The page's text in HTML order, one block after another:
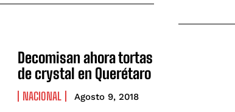
Decomisan ahora tortas
de crystal en Querétaro
NACIONAL Agosto 9, 2018